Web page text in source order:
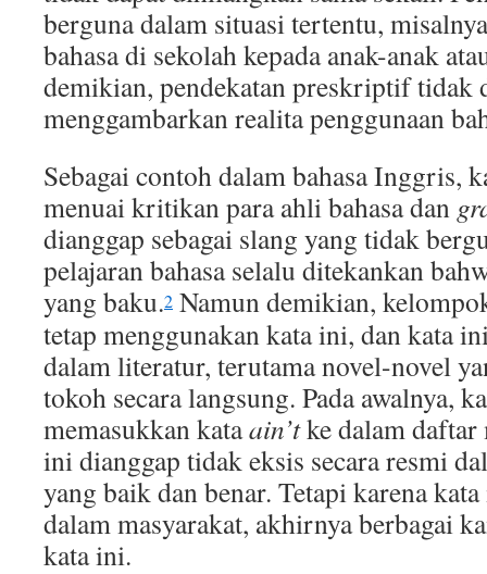
berguna dalam situasi tertentu,
bahasa di sekolah kepada anak-anak
demikian, pendekatan preskriptif tidak
menggambarkan realita penggunaan
Sebagai contoh dalam bahasa Inggris,
menuai kritikan para ahli bahasa dan
dianggap sebagai slang yang tidak
pelajaran bahasa selalu ditekankan
yang baku.2 Namun demikian,
tetap menggunakan kata ini, dan kata
dalam literatur, terutama novel-novel
tokoh secara langsung. Pada awalnya,
memasukkan kataain’tke dalam daftar
ini dianggap tidak eksis secara resmi
yang baik dan benar. Tetapi karena
dalam masyarakat, akhirnya berbagai
kata ini.